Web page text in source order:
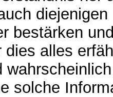
bestärken
dies alles
solche